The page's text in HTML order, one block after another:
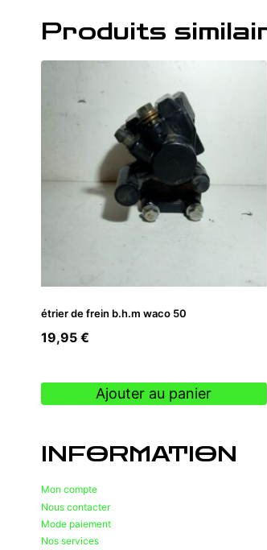
Produits
étrier de frein b.h.m waco 50
19,95 €
Ajouter au panier
INFORMATION
Mon compte
Nous contacter
Mode paiement
Nos services